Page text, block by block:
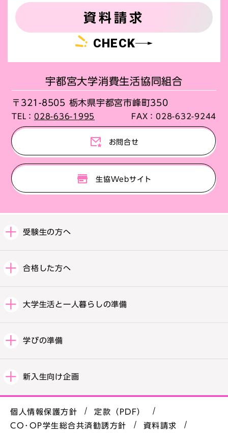
資料請求
CHECK
宇都宮大学消費生活協同組合
〒321-8505 栃木県宇都宮市峰町350
TEL： 028-636-1995 FAX： 028-632-9244
お問合せ
生協Webサイト
受験生の方へ
合格した方へ
大学生活と一人暮らしの準備
学びの準備
新入生向け企画
個人情報保護方針
定款（PDF）
CO･OP学生総合共済勧誘方針
資料請求